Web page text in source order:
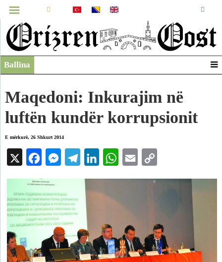
MENUJA
Infografikë
Ballina
Maqedoni: Inkurajim në
luftën kundër korrupsionit
E mërkurë, 26 Shkurt 2014
Facebook Messenger Telegram LinkedIn